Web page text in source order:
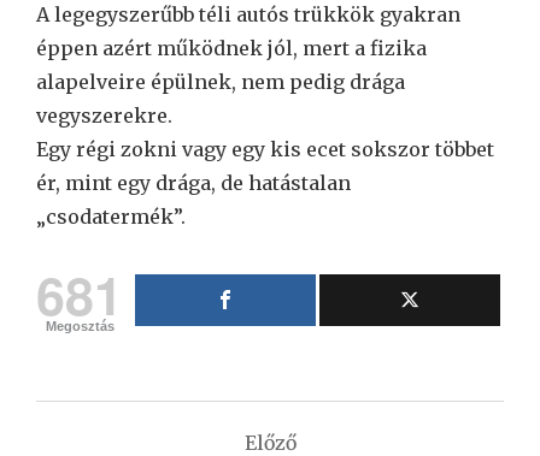
A legegyszerűbb téli autós trükkök gyakran
éppen azért működnek jól, mert a fizika
alapelveire épülnek, nem pedig drága
vegyszerekre.
Egy régi zokni vagy egy kis ecet sokszor többet
ér, mint egy drága, de hatástalan
„csodatermék”.
681
Megosztás
Előző